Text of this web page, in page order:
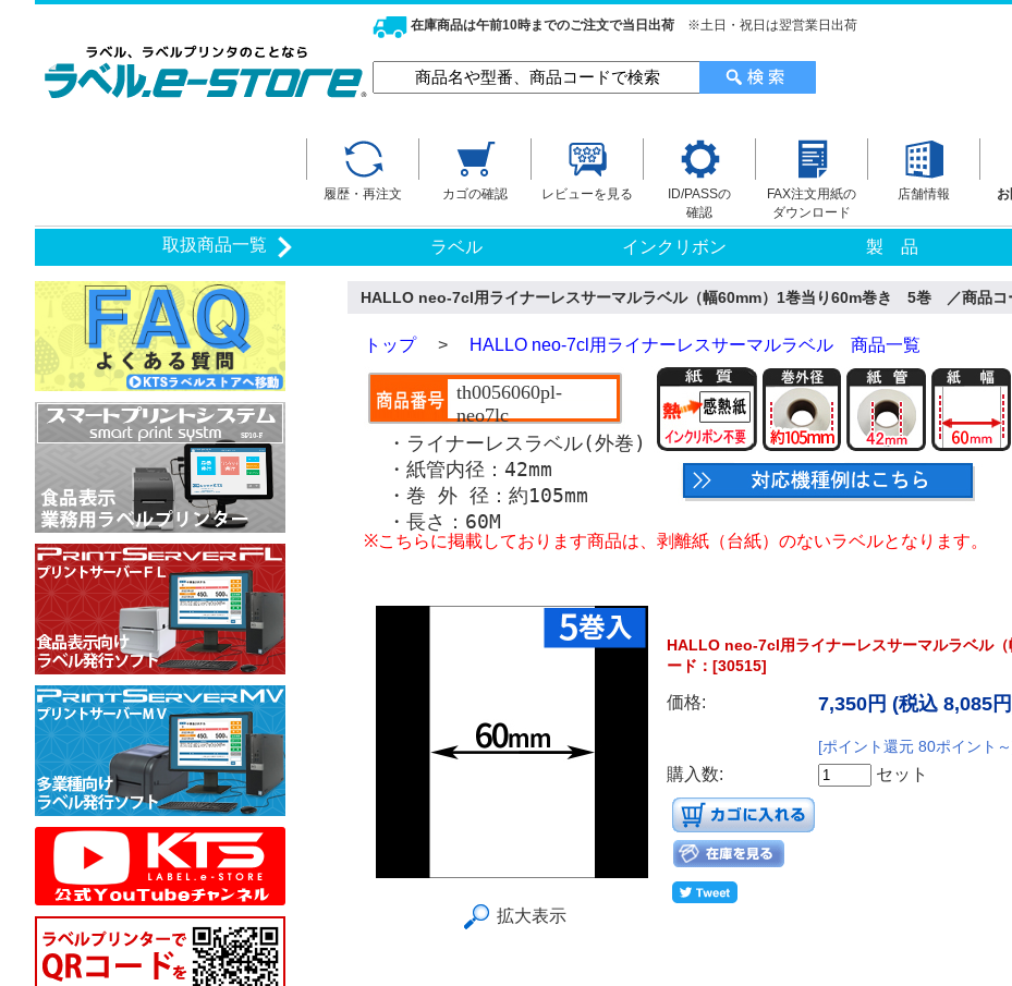
在庫商品は午前10時までのご注文で当日出荷 ※土日・祝日は翌営業日出荷
履歴・再注文 カゴの確認 レビューを見る
ID/PASSの
確認
FAX注文用紙の
ダウンロード
店舗情報
取扱商品一覧 ラベル インクリボン 製 品
HALLO neo-7cl用ライナーレスサーマルラベル（幅60mm）1巻当り60m巻き 5巻 ／商品コ
トップ> HALLO neo-7cl用ライナーレスサーマルラベル 商品一覧
th0056060pl-
neo7lc
・ライナーレスラベル(外巻)
・紙管内径：42mm
・巻 外 径：約105mm
・長さ：60M
※こちらに掲載しております商品は、剥離紙（台紙）のないラベルとなります。
拡大表示
HALLO neo-7cl用ライナーレスサーマルラベル
ード：[30515]
価格: 7,350円 (税込 8,085
[ポイント還元 80ポイント
購入数: セット